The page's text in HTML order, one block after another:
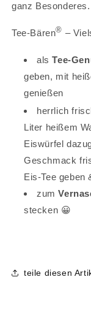
ganz Besonderes.
Tee-Bären® –
alsTee-
geben, mit
genießen
herrlich
Liter heißem
Eiswürfel
Geschmack
Eis-Tee geben
zum
stecken 😀
teile diesen